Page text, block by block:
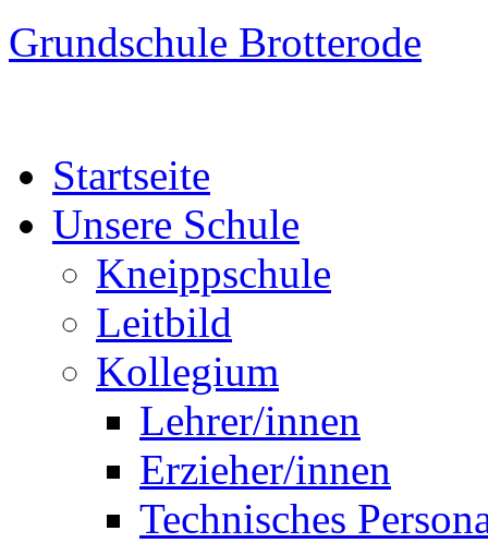
Grundschule Brotterode
Startseite
Unsere Schule
Kneippschule
Leitbild
Kollegium
Lehrer/innen
Erzieher/innen
Technisches